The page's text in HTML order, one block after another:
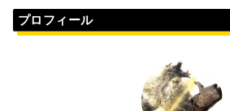
プロフィール